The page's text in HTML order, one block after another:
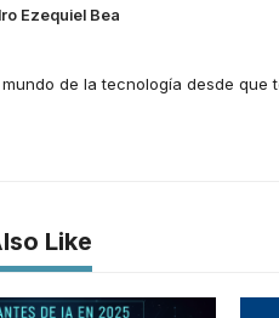
Ezequiel Bea
de la tecnología desde que
Like